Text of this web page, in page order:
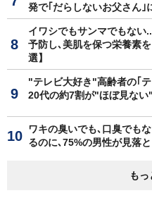
発で｢だらしないお父さん｣
イワシでもサンマでもない
予防し､美肌を保つ栄養素
選】
"テレビ大好き"高齢者の｢
20代の約7割が"ほぼ見ない
ワキの臭いでも､口臭でも
るのに､75%の男性が見落
もっ